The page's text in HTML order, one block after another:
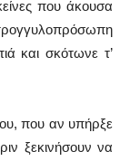
που άκουσα
και σκότωνε τ’
που αν υπήρξε
ξεκινήσουν να